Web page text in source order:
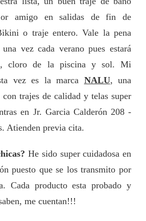
amigo en salidas de fin de
o traje entero. Vale la pena
vez cada verano pues estará
cloro de la piscina y sol. Mi
vez es la marca NALU, una
con trajes de calidad y telas super
en Jr. Garcia Calderón 208 -
Atienden previa cita.
He sido super cuidadosa en
puesto que se los transmito por
Cada producto esta probado y
me cuentan!!!